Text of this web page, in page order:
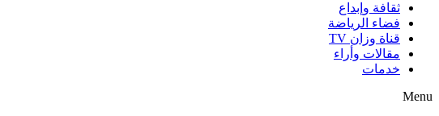
ثقافة وإبداع
فضاء الرياضة
قناة وزان TV
مقالات وأراء
خدمات
Menu